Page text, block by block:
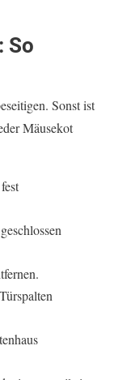
So
Sonst ist
Mäusekot